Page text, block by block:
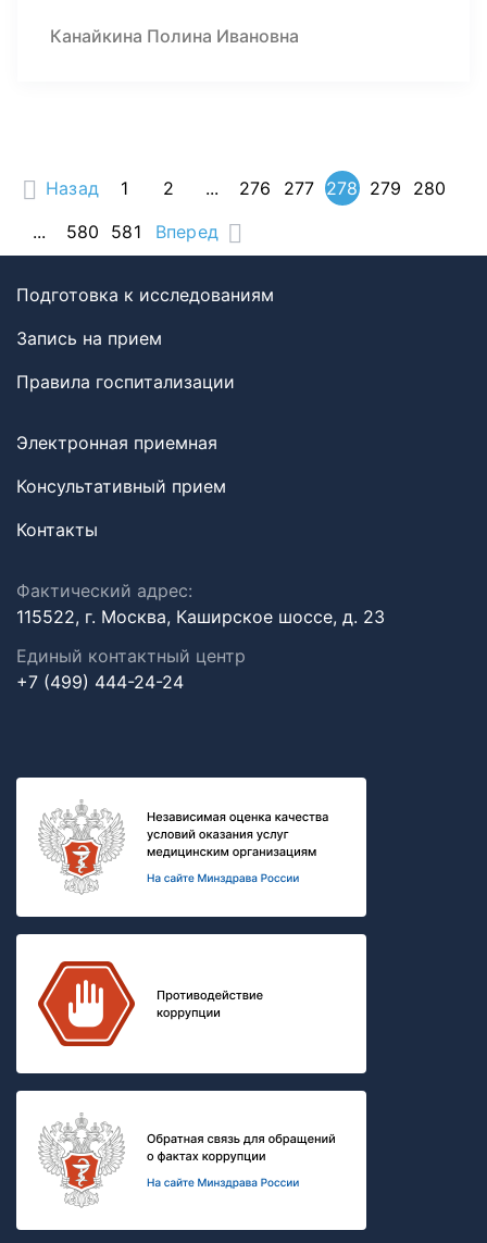
Канайкина Полина Ивановна
Назад 1 2 ... 276 277 278 279
280
...
580 581 Вперед
Подготовка к исследованиям
Запись на прием
Правила госпитализации
Электронная приемная
Консультативный прием
Контакты
Фактический адрес:
115522, г. Москва, Каширское шоссе, д. 23
Единый контактный центр
+7 (499) 444-24-24